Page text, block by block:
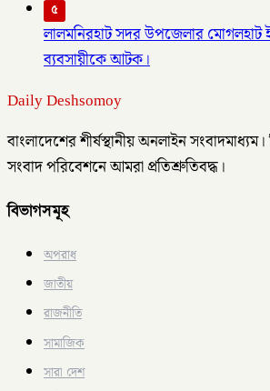
৫
লালমনিরহাট সদর উপজেলার মোগলহাট
ব্যবসায়ীকে আটক।
Daily Deshsomoy
বাংলাদেশের শীর্ষস্থানীয় অনলাইন
সংবাদ পরিবেশনে আমরা প্রতিশ্রুতিবদ্ধ।
বিভাগসমূহ
অপরাধ
জাতীয়
রাজনীতি
সামাজিক
সারা দেশ